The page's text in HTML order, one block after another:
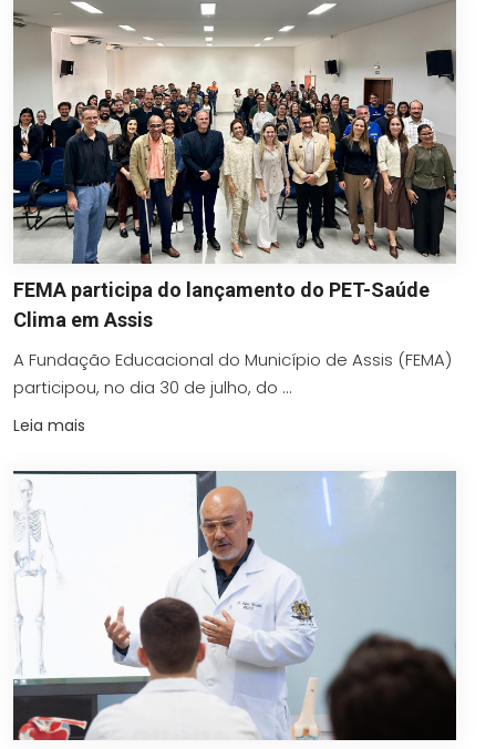
FEMA participa do lançamento do PET-Saúde
Clima em Assis
A Fundação Educacional do Município de Assis (FEMA)
participou, no dia 30 de julho, do ...
Leia mais